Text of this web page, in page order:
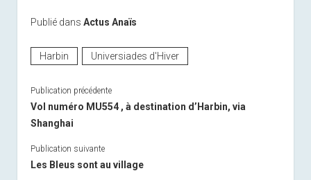
Publié dans Actus Anaïs
Harbin Universiades d'Hiver
Publication précédente
Vol numéro MU554 , à destination d’Harbin, via
Shanghai
Publication suivante
Les Bleus sont au village